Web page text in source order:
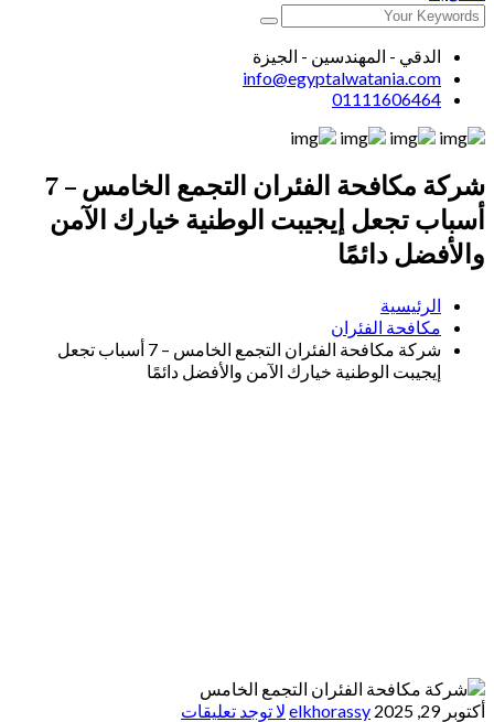
الدقي - المهندسين - الجيزة
info@egyptalwatania.com
01111606464
شركة مكافحة الفئران التجمع الخامس – 7
أسباب تجعل إيجيبت الوطنية خيارك الآمن
والأفضل دائمًا
الرئيسية
مكافحة الفئران
شركة مكافحة الفئران التجمع الخامس – 7 أسباب تجعل
إيجيبت الوطنية خيارك الآمن والأفضل دائمًا
أكتوبر 29, 2025 elkhorassy لا توجد تعليقات